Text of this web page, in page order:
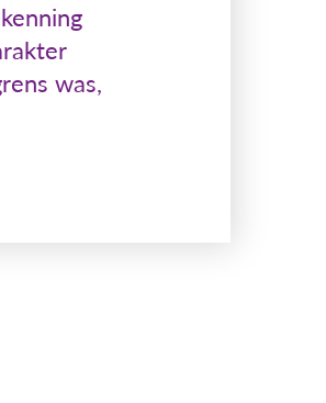
was,